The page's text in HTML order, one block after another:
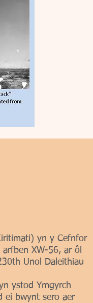
yn y Cefnfor
XW-56, ar ôl
Unol Daleithiau
ystod Ymgyrch
ei bwynt sero aer